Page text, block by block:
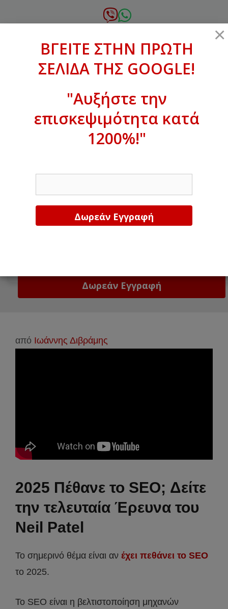
σε
xanthogenous@gmail.com
ΒΓΕΙΤΕ ΣΤΗΝ ΠΡΩΤΗ ΣΕΛΙΔΑ ΤΗΣ
GOOGLE!
από Ιωάννης Διβράμης
2025 Πέθανε το SEO; Δείτε
την τελευταία Έρευνα του
Neil Patel
Το σημερινό θέμα είναι αν έχει πεθάνει το SEO
το 2025.
Το SEO είναι η βελτιστοποίηση μηχανών
×
ΒΓΕΙΤΕ ΣΤΗΝ ΠΡΩΤΗ
ΣΕΛΙΔΑ ΤΗΣ GOOGLE!
"Αυξήστε την
επισκεψιμότητα κατά
1200%!"